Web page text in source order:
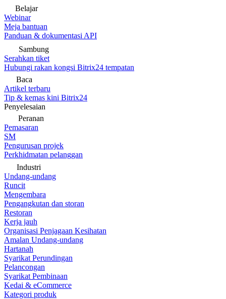
Belajar
Webinar
Meja bantuan
Panduan & dokumentasi API
Sambung
Serahkan tiket
Hubungi rakan kongsi Bitrix24 tempatan
Baca
Artikel terbaru
Tip & kemas kini Bitrix24
Penyelesaian
Peranan
Pemasaran
SM
Pengurusan projek
Perkhidmatan pelanggan
Industri
Undang-undang
Runcit
Mengembara
Pengangkutan dan storan
Restoran
Kerja jauh
Organisasi Penjagaan Kesihatan
Amalan Undang-undang
Hartanah
Syarikat Perundingan
Pelancongan
Syarikat Pembinaan
Kedai & eCommerce
Kategori produk